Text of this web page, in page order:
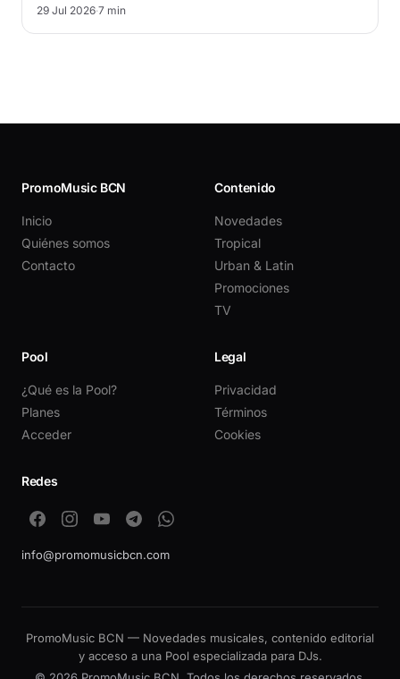
29 Jul 2026·7 min
PromoMusic BCN
Inicio
Quiénes somos
Contacto
Contenido
Novedades
Tropical
Urban & Latin
Promociones
TV
Pool
¿Qué es la Pool?
Planes
Acceder
Legal
Privacidad
Términos
Cookies
Redes
info@promomusicbcn.com
PromoMusic BCN — Novedades musicales, contenido editorial
y acceso a una Pool especializada para DJs.